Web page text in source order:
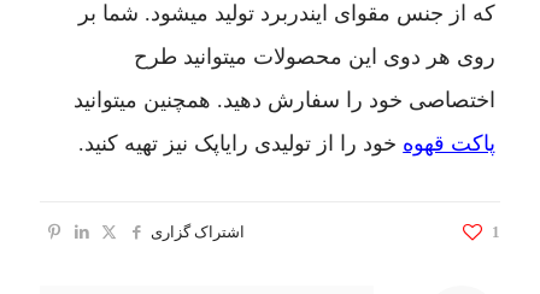
که از جنس مقوای ایندربرد تولید میشود. شما بر
روی هر دوی این محصولات میتوانید طرح
اختصاصی خود را سفارش دهید. همچنین میتوانید
پاکت قهوه خود را از تولیدی رایاپک نیز تهیه کنید.
اشتراک گزاری 1